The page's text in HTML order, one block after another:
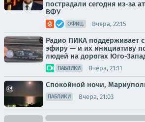
пострадали сегодня из-за
ВФУ
ОФИЦ. Вчера, 22:15
Радио ПИКА поддерживает
эфиру — и их инициативу
людей на дорогах Юго-
ПАБЛИКИ Вчера, 21:11
Спокойной ночи,
ПАБЛИКИ Вчера, 21:03